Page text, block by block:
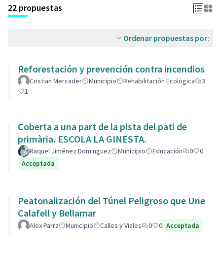
22 propuestas
Ordenar propuestas por:
Reforestación y prevención contra incendios
Cristian Mercader Municipio Rehabilitación Ecológica
3
1
Coberta a una part de la pista del pati de
primària. ESCOLA LA GINESTA.
Raquel Jiménez Dominguez Municipio Educación 0
0
Acceptada
Peatonalización del Túnel Peligroso que Une
Calafell y Bellamar
Alex Parra Municipio Calles y Viales 0 0 Acceptada